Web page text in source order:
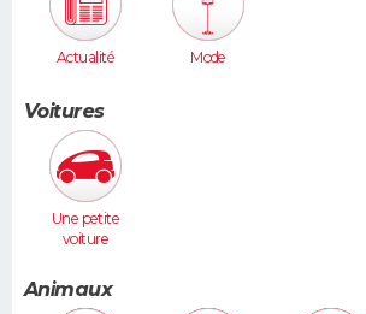
Actualité Mode
Voitures
Une petite
voiture
Clio, 206...)
Animaux